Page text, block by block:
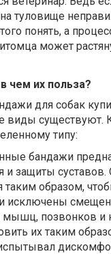
туловище
понять, а
может
чем их польза?
для собак
виды существуют.
типу:
бандажи
и защиты
таким образом,
исключены
позвонков и
их таким